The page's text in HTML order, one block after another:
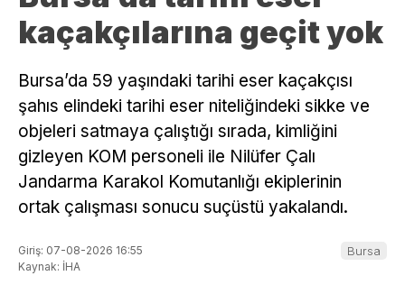
kaçakçılarına geçit yok
Bursa’da 59 yaşındaki tarihi eser kaçakçısı
şahıs elindeki tarihi eser niteliğindeki sikke ve
objeleri satmaya çalıştığı sırada, kimliğini
gizleyen KOM personeli ile Nilüfer Çalı
Jandarma Karakol Komutanlığı ekiplerinin
ortak çalışması sonucu suçüstü yakalandı.
Giriş: 07-08-2026 16:55
Kaynak: İHA
Bursa